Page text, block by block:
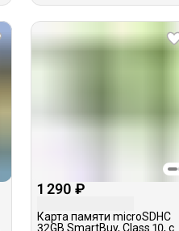
1 290 ₽
Карта памяти microSDHC
32GB SmartBuy, Class 10, с